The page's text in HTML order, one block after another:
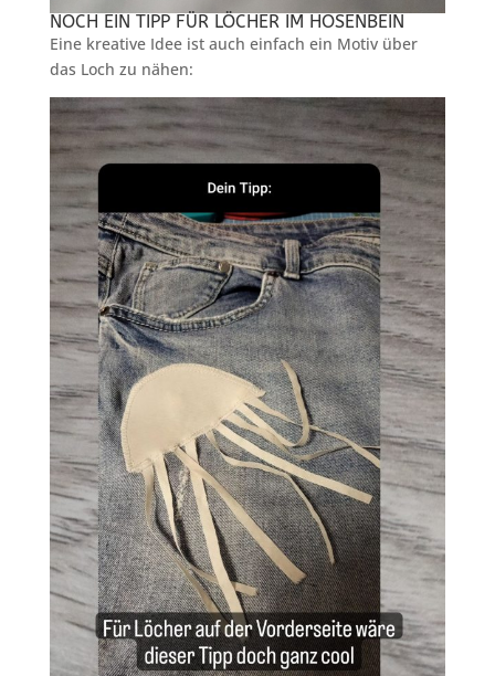
NOCH EIN TIPP FÜR LÖCHER IM HOSENBEIN
Eine kreative Idee ist auch einfach ein Motiv über
das Loch zu nähen: